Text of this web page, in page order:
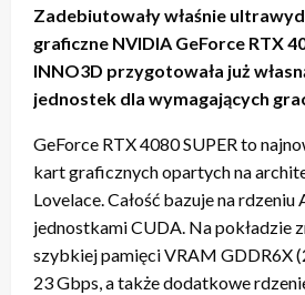
Zadebiutowały właśnie
graficzne NVIDIA GeForce RTX
INNO3D przygotowała już
jednostek dla wymagających
GeForce RTX 4080 SUPER to
kart graficznych opartych na
Lovelace. Całość bazuje na
jednostkami CUDA. Na pokładzie
szybkiej pamięci VRAM GDDR6X
23 Gbps, a także dodatkowe